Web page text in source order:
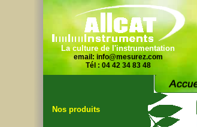
La culture de l'instrumentation
email: info@mesurez.com
Tél : 04 42 34 83 48
Nos produits